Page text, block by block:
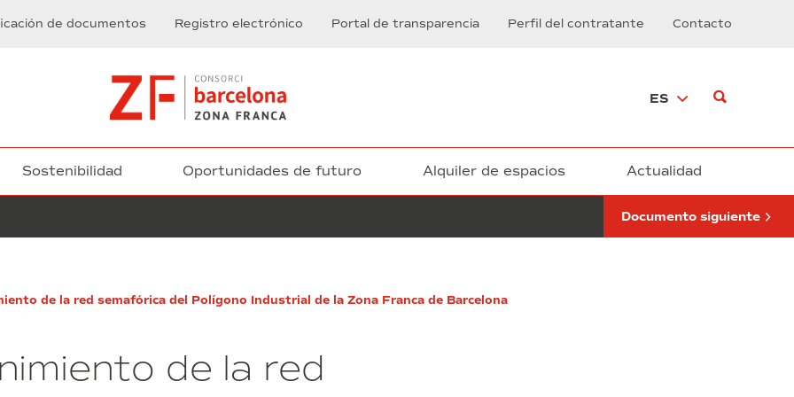
de documentos Registro electrónico Portal de transparencia Perfil del contratante Contacto
ES
Sostenibilidad Oportunidades de futuro Alquiler de espacios Actualidad
de
Carreras
Candi
Documento siguiente
de la red semafórica del Polígono Industrial de la Zona Franca de Barcelona
de la red
de
–
centro